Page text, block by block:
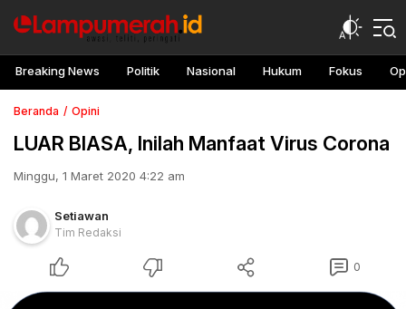
Breaking News Politik Nasional Hukum Fokus
Beranda Opini
LUAR BIASA, Inilah Manfaat Virus Corona
Minggu, 1 Maret 2020 4:22 am
Setiawan
Tim Redaksi
0